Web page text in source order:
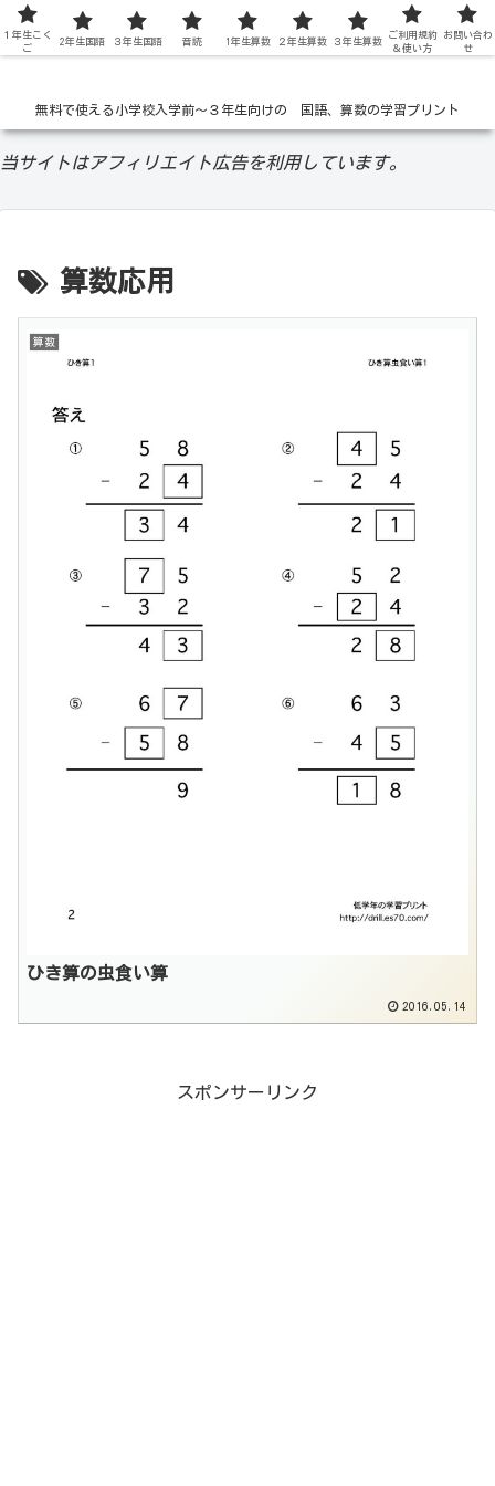
低学年の無料学習ドリル
無料で使える小学校入学前〜３年生向けの 国語、算数の学習プリント
当サイトはアフィリエイト広告を利用しています。
算数応用
算数
ひき算の虫食い算
2016.05.14
スポンサーリンク
１年生こく
ご
2年生国語 ３年生国語 音読 1年生算数 ２年生算数 ３年生算数
ご利用規約
＆使い方
お問い合わ
せ